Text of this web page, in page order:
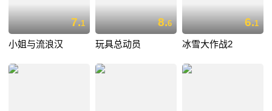
7.1
小姐与流浪汉
8.6
玩具总动员
6.1
冰雪大作战2